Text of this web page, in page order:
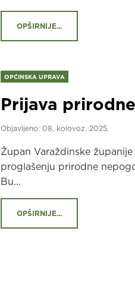
OPŠIRNIJE...
OPĆINSKA UPRAVA
Prijava
Objavljeno: 08. kolovoz. 2025.
Župan Varaždinske
proglašenju prirodne
Bu...
OPŠIRNIJE...